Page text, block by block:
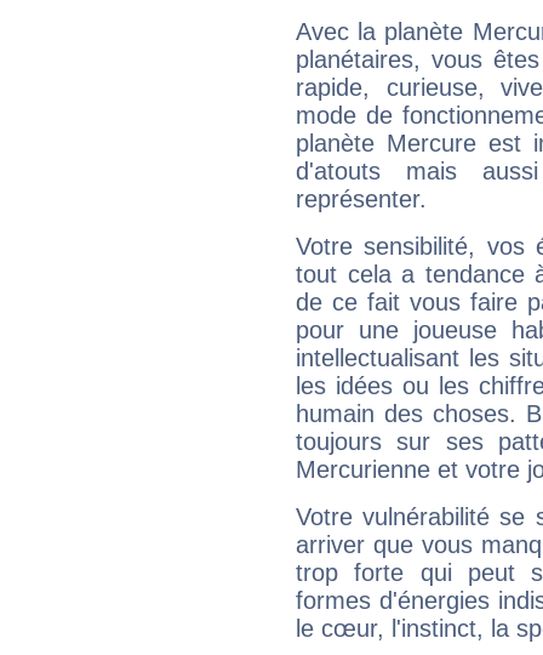
Avec la planète
planétaires, vous
rapide, curieuse,
mode de
planète Mercure est
d'atouts mais
représenter.
Votre sensibilité,
tout cela a tendance
de ce fait vous faire
pour une joueuse
intellectualisant les
les idées ou les
humain des choses.
toujours sur ses
Mercurienne et votre
Votre vulnérabilité se
arriver que vous
trop forte qui peut
formes d'énergies
le cœur, l'instinct, la